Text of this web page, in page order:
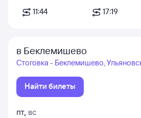
11:44
17:19
в Беклемишево
Стоговка - Беклемишево,
Найти билеты
пт, вс